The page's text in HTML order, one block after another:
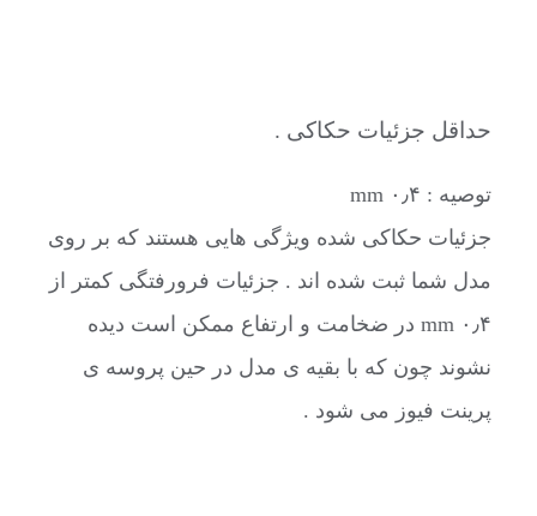
حداقل جزئیات حکاکی .
توصیه : ۰٫۴ mm
جزئیات حکاکی شده ویژگی هایی هستند که بر روی
مدل شما ثبت شده اند . جزئیات فرورفتگی کمتر از
۰٫۴ mm در ضخامت و ارتفاع ممکن است دیده
نشوند چون که با بقیه ی مدل در حین پروسه ی
پرینت فیوز می شود .